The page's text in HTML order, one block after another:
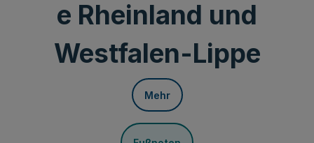
e Rheinland und
Westfalen-Lippe
Mehr